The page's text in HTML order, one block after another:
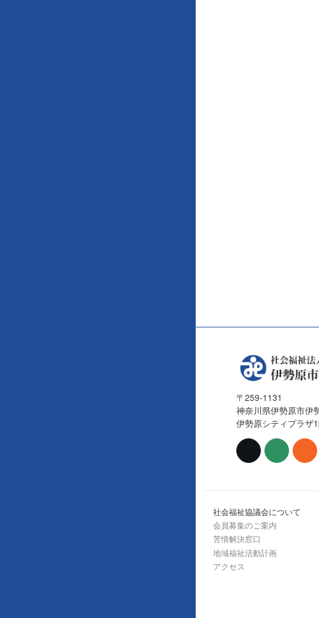
〒259-1131
神奈川県伊勢原市伊
伊勢原シティプラザ
社会福祉協議会について
会員募集のご案内
苦情解決窓口
地域福祉活動計画
アクセス